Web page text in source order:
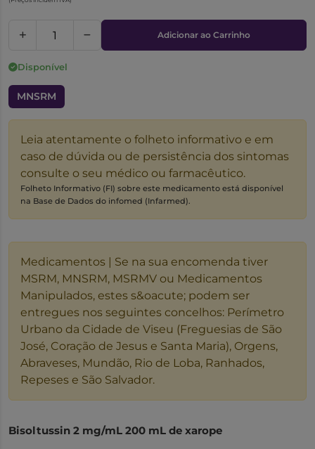
Adicionar ao Carrinho
Disponível
MNSRM
Leia atentamente o folheto informativo e em
caso de dúvida ou de persistência dos sintomas
consulte o seu médico ou farmacêutico.
Folheto Informativo (FI) sobre este medicamento está disponível
na Base de Dados do infomed (Infarmed).
Medicamentos | Se na sua encomenda tiver
MSRM, MNSRM, MSRMV ou Medicamentos
Manipulados, estes s&oacute; podem ser
entregues nos seguintes concelhos: Perímetro
Urbano da Cidade de Viseu (Freguesias de São
José, Coração de Jesus e Santa Maria), Orgens,
Abraveses, Mundão, Rio de Loba, Ranhados,
Repeses e São Salvador.
Bisoltussin 2 mg/mL 200 mL de xarope